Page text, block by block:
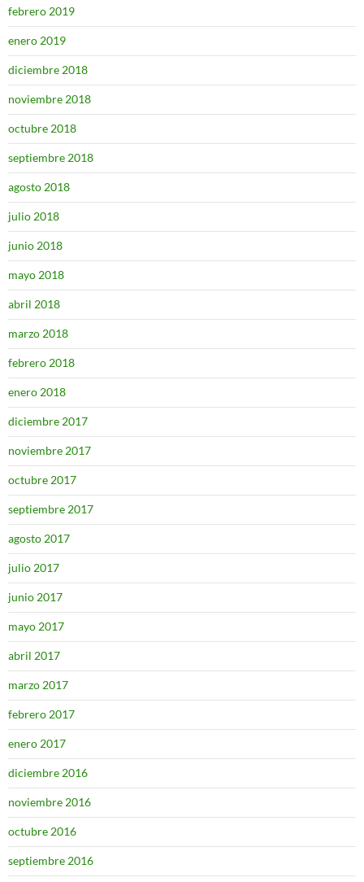
febrero 2019
enero 2019
diciembre 2018
noviembre 2018
octubre 2018
septiembre 2018
agosto 2018
julio 2018
junio 2018
mayo 2018
abril 2018
marzo 2018
febrero 2018
enero 2018
diciembre 2017
noviembre 2017
octubre 2017
septiembre 2017
agosto 2017
julio 2017
junio 2017
mayo 2017
abril 2017
marzo 2017
febrero 2017
enero 2017
diciembre 2016
noviembre 2016
octubre 2016
septiembre 2016